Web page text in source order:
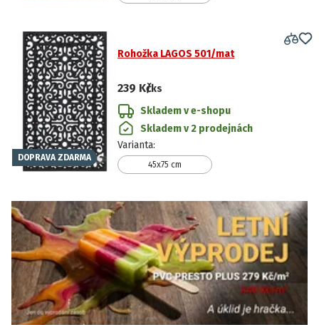
DOPRAVA ZDARMA
Rohožka LAGOS 501/mat
239 Kč/ks
Skladem v e-shopu
Skladem v 2 prodejnách
Varianta:
45x75 cm